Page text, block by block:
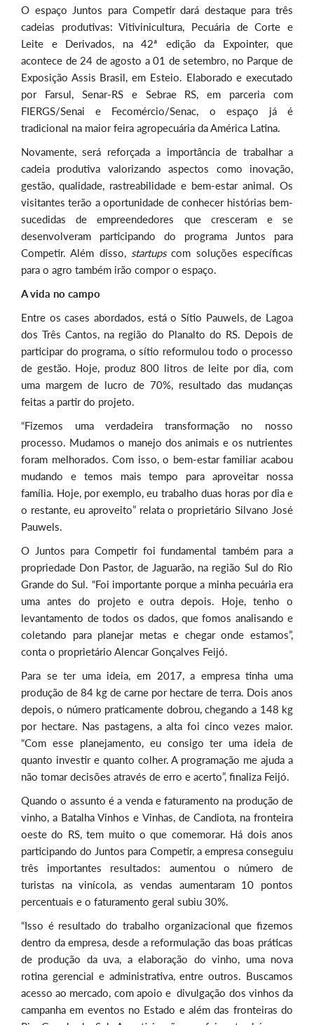
O espaço Juntos para Competir dará destaque para três
cadeias produtivas: Vitivinicultura, Pecuária de Corte e
Leite e Derivados, na 42ª edição da Expointer, que
acontece de 24 de agosto a 01 de setembro, no Parque de
Exposição Assis Brasil, em Esteio. Elaborado e executado
por Farsul, Senar-RS e Sebrae RS, em parceria com
FIERGS/Senai e Fecomércio/Senac, o espaço já é
tradicional na maior feira agropecuária da América Latina.
Novamente, será reforçada a importância de trabalhar a
cadeia produtiva valorizando aspectos como inovação,
gestão, qualidade, rastreabilidade e bem-estar animal. Os
visitantes terão a oportunidade de conhecer histórias bem-
sucedidas de empreendedores que cresceram e se
desenvolveram participando do programa Juntos para
Competir. Além disso, startupscom soluções específicas
para o agro também irão compor o espaço.
A vida no campo
Entre os cases abordados, está o Sítio Pauwels, de Lagoa
dos Três Cantos, na região do Planalto do RS. Depois de
participar do programa, o sítio reformulou todo o processo
de gestão. Hoje, produz 800 litros de leite por dia, com
uma margem de lucro de 70%, resultado das mudanças
feitas a partir do projeto.
“Fizemos uma verdadeira transformação no nosso
processo. Mudamos o manejo dos animais e os nutrientes
foram melhorados. Com isso, o bem-estar familiar acabou
mudando e temos mais tempo para aproveitar nossa
família. Hoje, por exemplo, eu trabalho duas horas por dia e
o restante, eu aproveito” relata o proprietário Silvano José
Pauwels.
O Juntos para Competir foi fundamental também para a
propriedade Don Pastor, de Jaguarão, na região Sul do Rio
Grande do Sul. “Foi importante porque a minha pecuária era
uma antes do projeto e outra depois. Hoje, tenho o
levantamento de todos os dados, que fomos analisando e
coletando para planejar metas e chegar onde estamos”,
conta o proprietário Alencar Gonçalves Feijó.
Para se ter uma ideia, em 2017, a empresa tinha uma
produção de 84 kg de carne por hectare de terra. Dois anos
depois, o número praticamente dobrou, chegando a 148 kg
por hectare. Nas pastagens, a alta foi cinco vezes maior.
“Com esse planejamento, eu consigo ter uma ideia de
quanto investir e quanto colher. A programação me ajuda a
não tomar decisões através de erro e acerto”, finaliza Feijó.
Quando o assunto é a venda e faturamento na produção de
vinho, a Batalha Vinhos e Vinhas, de Candiota, na fronteira
oeste do RS, tem muito o que comemorar. Há dois anos
participando do Juntos para Competir, a empresa conseguiu
três importantes resultados: aumentou o número de
turistas na vinícola, as vendas aumentaram 10 pontos
percentuais e o faturamento geral subiu 30%.
“Isso é resultado do trabalho organizacional que fizemos
dentro da empresa, desde a reformulação das boas práticas
de produção da uva, a elaboração do vinho, uma nova
rotina gerencial e administrativa, entre outros. Buscamos
acesso ao mercado, com apoio e divulgação dos vinhos da
campanha em eventos no Estado e além das fronteiras do